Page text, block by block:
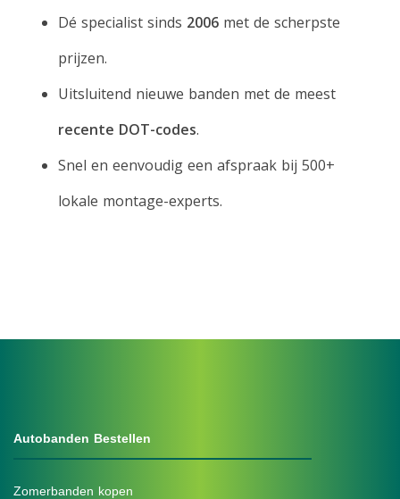
Dé specialist sinds 2006met de scherpste
prijzen.
Uitsluitend nieuwe banden met de meest
recente DOT-codes.
Snel en eenvoudig een afspraak bij 500+
lokale montage-experts.
Autobanden Bestellen
Zomerbanden kopen